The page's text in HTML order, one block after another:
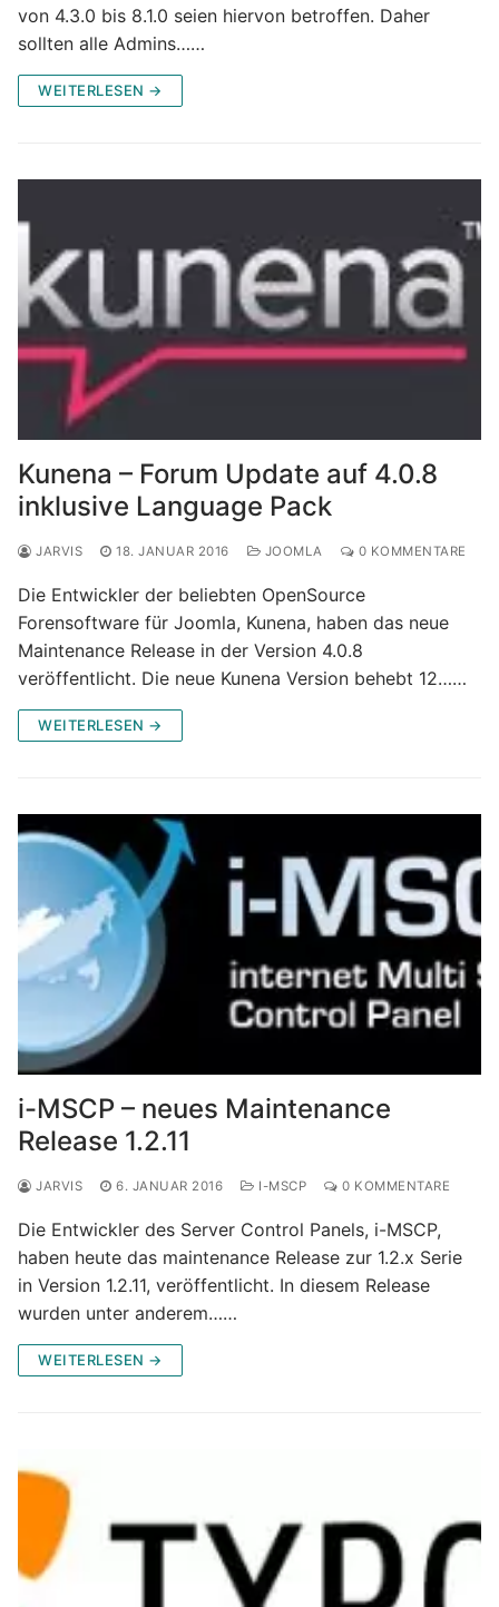
von 4.3.0 bis 8.1.0 seien hiervon betroffen. Daher
sollten alle Admins……
WEITERLESEN →
Kunena – Forum Update auf 4.0.8
inklusive Language Pack
JARVIS 18. JANUAR 2016 JOOMLA 0 KOMMENTARE
Die Entwickler der beliebten OpenSource
Forensoftware für Joomla, Kunena, haben das neue
Maintenance Release in der Version 4.0.8
veröffentlicht. Die neue Kunena Version behebt 12……
WEITERLESEN →
i-MSCP – neues Maintenance
Release 1.2.11
JARVIS 6. JANUAR 2016 I-MSCP 0 KOMMENTARE
Die Entwickler des Server Control Panels, i-MSCP,
haben heute das maintenance Release zur 1.2.x Serie
in Version 1.2.11, veröffentlicht. In diesem Release
wurden unter anderem……
WEITERLESEN →